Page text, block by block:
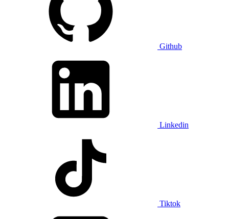
Github
Linkedin
Tiktok